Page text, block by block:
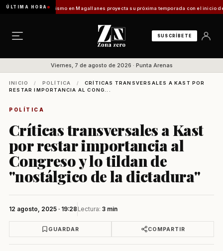
ÚLTIMA HORA
Turismo en Magallanes proyecta su próxima temporada con el inicio de Enprotur
SUSCRÍBETE
Viernes, 7 de agosto de 2026 · Punta Arenas
INICIO / POLÍTICA /
CRÍTICAS TRANSVERSALES A KAST POR
RESTAR IMPORTANCIA AL CONG...
POLÍTICA
Críticas transversales a Kast
por restar importancia al
Congreso y lo tildan de
"nostálgico de la dictadura"
12 agosto, 2025 · 19:28 Lectura: 3 min
GUARDAR COMPARTIR